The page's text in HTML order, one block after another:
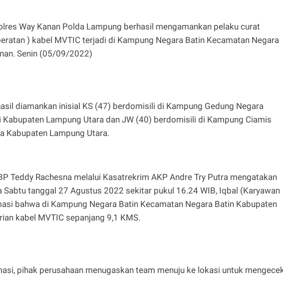
Way Kanan Polda Lampung berhasil mengamankan pelaku curat
) kabel MVTIC terjadi di Kampung Negara Batin Kecamatan Negara
Senin (05/09/2022)
diamankan inisial KS (47) berdomisili di Kampung Gedung Negara
Kabupaten Lampung Utara dan JW (40) berdomisili di Kampung Ciamis
Kabupaten Lampung Utara.
Teddy Rachesna melalui Kasatrekrim AKP Andre Try Putra mengatakan
tanggal 27 Agustus 2022 sekitar pukul 16.24 WIB, Iqbal (Karyawan
bahwa di Kampung Negara Batin Kecamatan Negara Batin Kabupaten
kabel MVTIC sepanjang 9,1 KMS.
pihak perusahaan menugaskan team menuju ke lokasi untuk